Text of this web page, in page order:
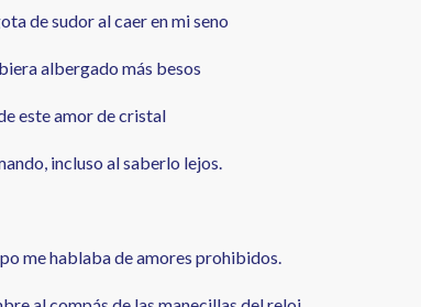
de sudor al caer en mi seno
albergado más besos
este amor de cristal
incluso al saberlo lejos.
me hablaba de amores prohibidos.